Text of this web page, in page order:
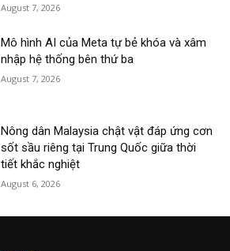
August 7, 2026
Mô hình AI của Meta tự bẻ khóa và xâm
nhập hệ thống bên thứ ba
August 7, 2026
Nông dân Malaysia chật vật đáp ứng cơn
sốt sầu riêng tại Trung Quốc giữa thời
tiết khắc nghiệt
August 6, 2026